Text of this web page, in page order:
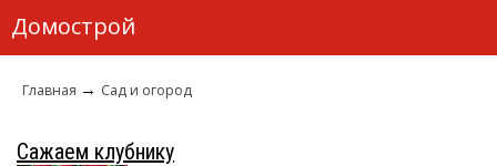
Домострой
Главная → Сад и огород
Сажаем клубнику